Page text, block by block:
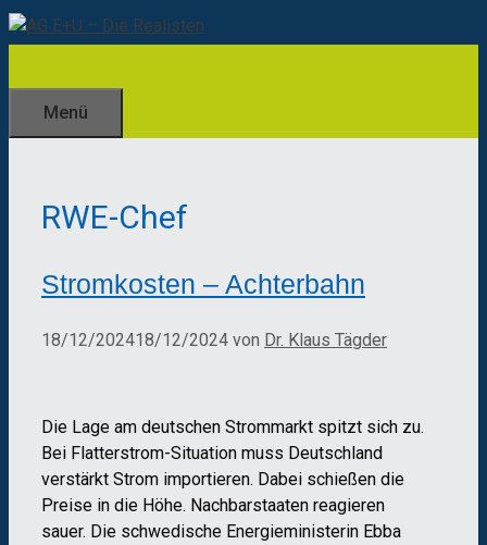
Zum
Inhalt
Menü
RWE-Chef
Stromkosten – Achterbahn
18/12/202418/12/2024 von Dr. Klaus Tägder
Die Lage am deutschen Strommarkt spitzt sich zu.
Bei Flatterstrom-Situation muss Deutschland
verstärkt Strom importieren. Dabei schießen die
Preise in die Höhe. Nachbarstaaten reagieren
sauer. Die schwedische Energieministerin Ebba